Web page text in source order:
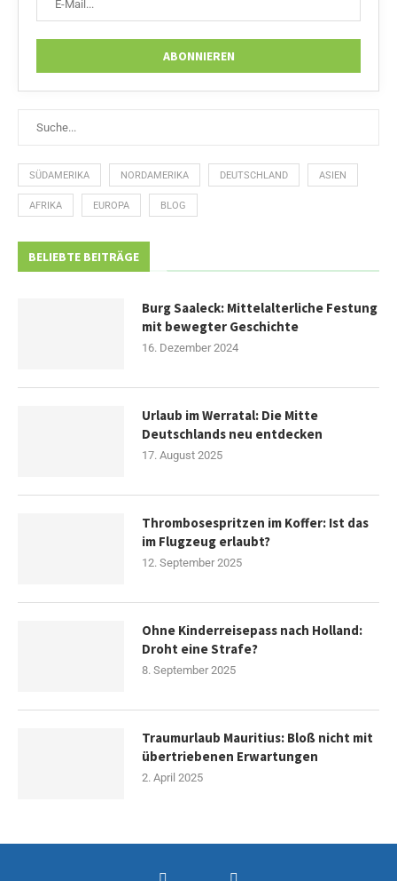
SÜDAMERIKA NORDAMERIKA DEUTSCHLAND ASIEN
AFRIKA EUROPA BLOG
BELIEBTE BEITRÄGE
Burg Saaleck: Mittelalterliche Festung
mit bewegter Geschichte
16. Dezember 2024
Urlaub im Werratal: Die Mitte
Deutschlands neu entdecken
17. August 2025
Thrombosespritzen im Koffer: Ist das
im Flugzeug erlaubt?
12. September 2025
Ohne Kinderreisepass nach Holland:
Droht eine Strafe?
8. September 2025
Traumurlaub Mauritius: Bloß nicht mit
übertriebenen Erwartungen
2. April 2025